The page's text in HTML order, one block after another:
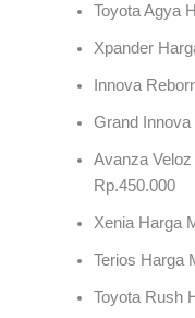
Toyota Agya
Xpander
Innova
Grand Innova
Avanza
Rp.450.000
Xenia Harga
Terios Harga
Toyota Rush